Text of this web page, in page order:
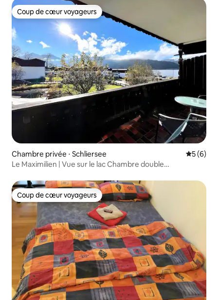
Coup de cœur voyageurs
Coup de cœur voyageurs
Chambre privée ⋅ Schliersee
5 (6)
Le Maximilien | Vue sur le lac Chambre double
Coup de cœur voyageurs
Coup de cœur voyageurs